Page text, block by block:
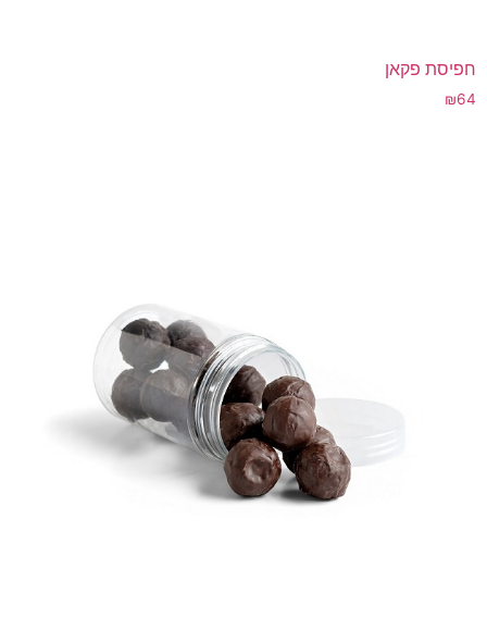
חפיסת פקאן
₪64